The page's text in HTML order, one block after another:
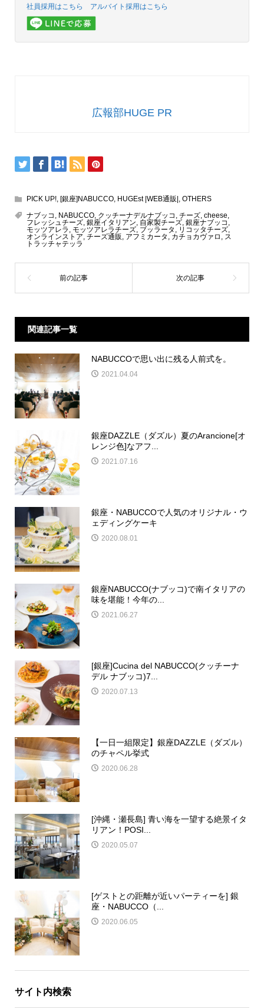
社員採用はこちら
アルバイト採用はこちら
広報部HUGE PR
PICK UP!, [銀座]NABUCCO, HUGEst |WEB通販| , OTHERS
ナブッコ , NABUCCO, クッチーナデルナブッコ , チーズ, cheese,
フレッシュチーズ, 銀座イタリアン, 自家製チーズ, 銀座ナブッコ ,
モッツアレラ , モッツアレラチーズ, ブッラータ , リコッタチーズ,
オンラインストア, チーズ通販 , アフミカータ , カチョカヴァロ , ス
トラッチャテッラ
関連記事一覧
NABUCCOで思い出に残る人前式を。
2021.04.04
銀座DAZZLE（ダズル）夏のArancione[オ
レンジ色]なアフ...
2021.07.16
銀座・NABUCCOで人気のオリジナル・ウ
ェディングケーキ
2020.08.01
銀座NABUCCO(ナブッコ)で南イタリアの
味を堪能！今年の...
2021.06.27
[銀座]Cucina del NABUCCO(クッチーナ
デル ナブッコ)7...
2020.07.13
【一日一組限定】銀座DAZZLE（ダズル）
のチャペル挙式
2020.06.28
[沖縄・瀬長島] 青い海を一望する絶景イタ
リアン！POSI...
2020.05.07
[ゲストとの距離が近いパーティーを] 銀
座・NABUCCO（...
2020.06.05
サイト内検索